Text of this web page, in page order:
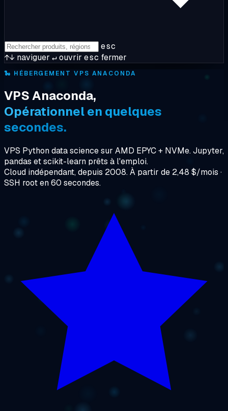
esc
↑↓ naviguer ↵ouvrir esc fermer
🐍 HÉBERGEMENT VPS ANACONDA
VPS Anaconda,
Opérationnel en quelques
secondes.
VPS Python data science sur AMD EPYC + NVMe. Jupyter,
pandas et scikit-learn prêts à l'emploi.
Cloud indépendant, depuis 2008. À partir de 2,48 $/mois ·
SSH root en 60 secondes.